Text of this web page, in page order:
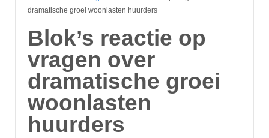
dramatische groei woonlasten huurders
Blok’s reactie op
vragen over
dramatische groei
woonlasten
huurders